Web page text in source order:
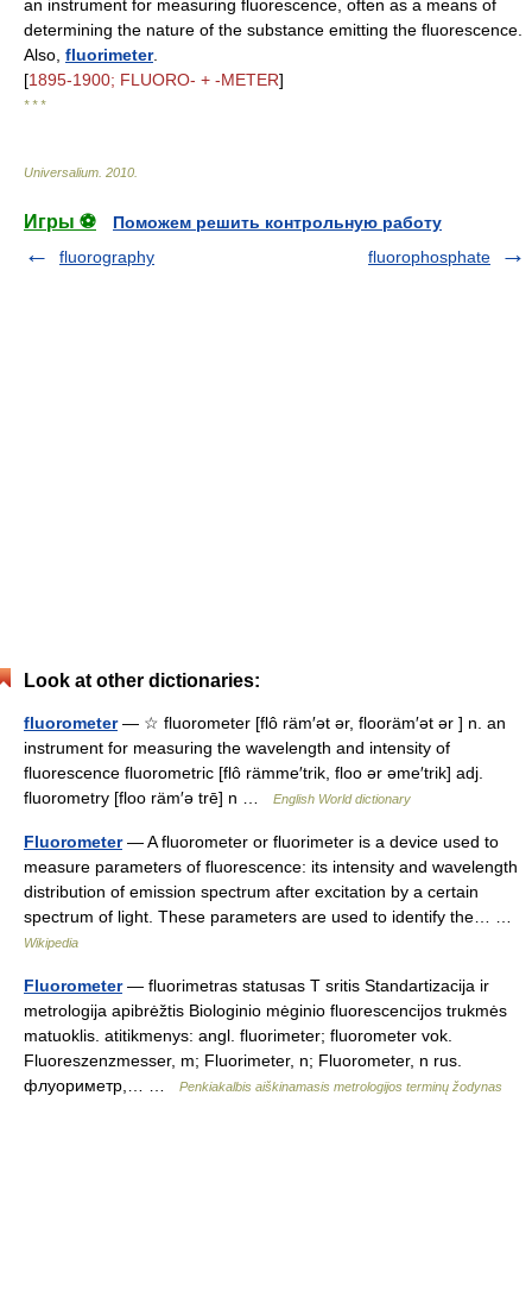
an instrument for measuring fluorescence, often as a means of
determining the nature of the substance emitting the fluorescence.
Also, fluorimeter.
[1895-1900; FLUORO- + -METER]
* * *
Universalium 2010
Игры ⚽
Поможем решить контрольную работу
fluorography
fluorophosphate
Look at other dictionaries:
fluorometer— ☆ fluorometer [flô räm′ət ər, flooräm′ət ər ] n. an
instrument for measuring the wavelength and intensity of
fluorescence fluorometric [flô rämme′trik, floo ər əme′trik] adj.
fluorometry [floo räm′ə trē] n …
English World dictionary
Fluorometer— A fluorometer or fluorimeter is a device used to
measure parameters of fluorescence: its intensity and wavelength
distribution of emission spectrum after excitation by a certain
spectrum of light. These parameters are used to identify the… …
Wikipedia
Fluorometer— fluorimetras statusas T sritis Standartizacija ir
metrologija apibrėžtis Biologinio mėginio fluorescencijos trukmės
matuoklis. atitikmenys: angl. fluorimeter; fluorometer vok.
Fluoreszenzmesser, m; Fluorimeter, n; Fluorometer, n rus.
флуориметр,… …
Penkiakalbis aiškinamasis metrologijos terminų žodynas